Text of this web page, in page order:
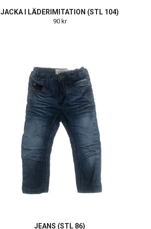
JACKA I LÄDERIMITATION (STL 104)
90 kr
JEANS (STL 86)